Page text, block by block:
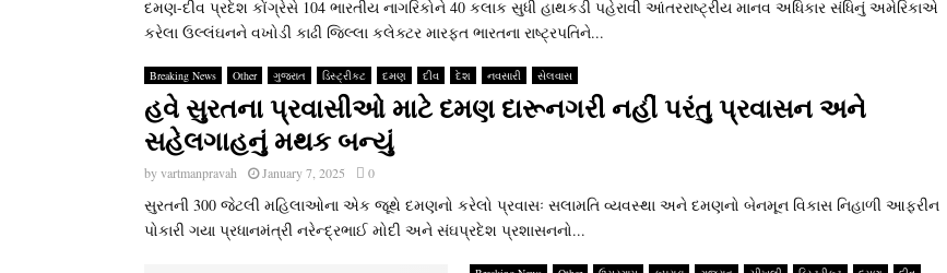
દમણ-દીવ પ્રદેશ કોંગ્રેસે 104 ભારતીય નાગરિકોને 40 કલાક સુધી હાથકડી પહેરાવી આંતરરાષ્‍ટ્રીય માનવ અધિકાર સંધિનું અમેરિકાએ
કરેલા ઉલ્લંઘનને વખોડી કાઢી જિલ્લા કલેક્‍ટર મારફત ભારતના રાષ્‍ટ્રપતિને...
Breaking News Other ગુજરાત ડિસ્ટ્રીકટ દમણ દીવ દેશ નવસારી સેલવાસ
હવે સુરતના પ્રવાસીઓ માટે દમણ દારૂનગરી નહીં પરંતુ પ્રવાસન અને
સહેલગાહનું મથક બન્‍યું
byvartmanpravah January 7, 2025 0
સુરતની 300 જેટલી મહિલાઓના એક જૂથે દમણનો કરેલો પ્રવાસઃ સલામતિ વ્‍યવસ્‍થા અને દમણનો બેનમૂન વિકાસ નિહાળી આફરીન
પોકારી ગયા પ્રધાનમંત્રી નરેન્‍દ્રભાઈ મોદી અને સંઘપ્રદેશ પ્રશાસનનો...